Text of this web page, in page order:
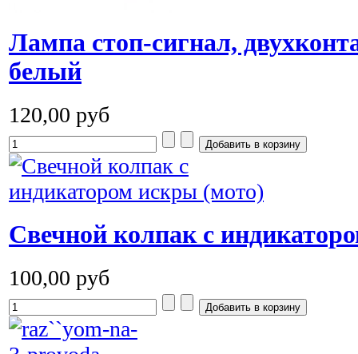
Лампа стоп-сигнал,
белый
120,00 руб
Свечной колпак с
100,00 руб